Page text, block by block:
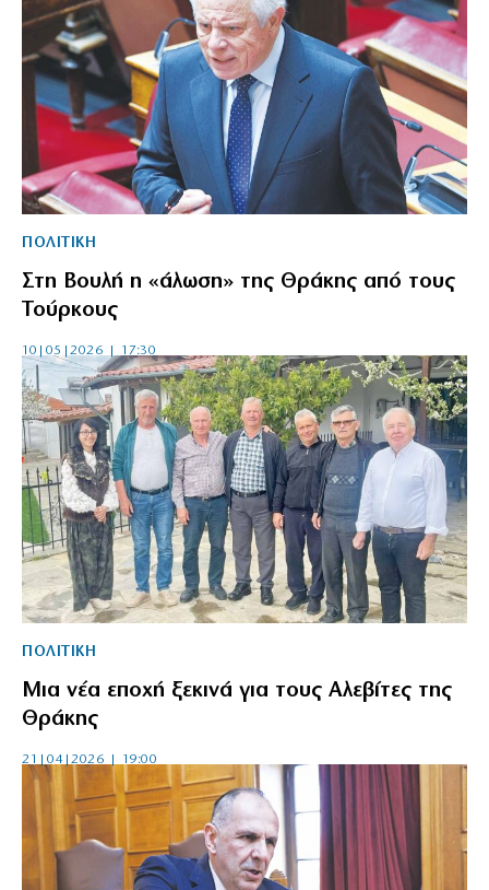
ΠΟΛΙΤΙΚΗ
Στη Βουλή η «άλωση» της Θράκης από τους
Τούρκους
10|05|2026 | 17:30
ΠΟΛΙΤΙΚΗ
Μια νέα εποχή ξεκινά για τους Αλεβίτες της
Θράκης
21|04|2026 | 19:00